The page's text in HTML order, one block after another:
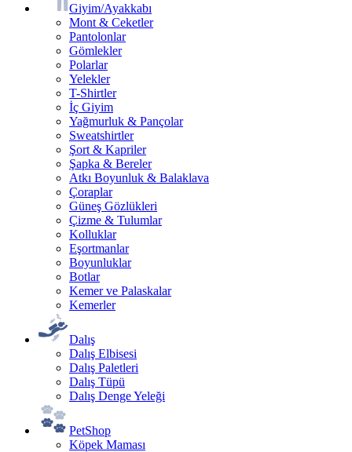
Giyim/Ayakkabı
Mont & Ceketler
Pantolonlar
Gömlekler
Polarlar
Yelekler
T-Shirtler
İç Giyim
Yağmurluk & Pançolar
Sweatshirtler
Şort & Kapriler
Şapka & Bereler
Atkı Boyunluk & Balaklava
Çoraplar
Güneş Gözlükleri
Çizme & Tulumlar
Kolluklar
Eşortmanlar
Boyunluklar
Botlar
Kemer ve Palaskalar
Kemerler
Dalış
Dalış Elbisesi
Dalış Paletleri
Dalış Tüpü
Dalış Denge Yeleği
PetShop
Köpek Maması